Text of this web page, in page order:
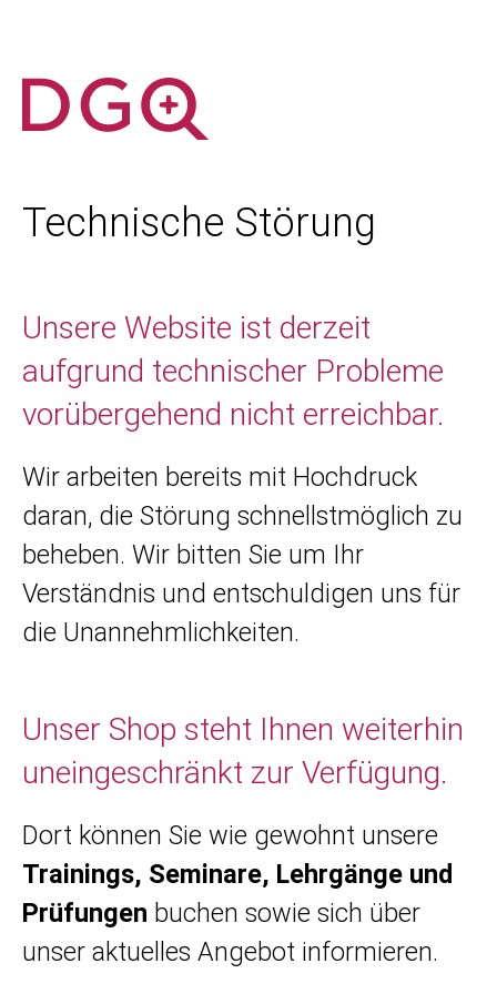
Technische Störung
Unsere Website ist derzeit
aufgrund technischer Probleme
vorübergehend nicht erreichbar.
Wir arbeiten bereits mit Hochdruck
daran, die Störung schnellstmöglich zu
beheben. Wir bitten Sie um Ihr
Verständnis und entschuldigen uns für
die Unannehmlichkeiten.
Unser Shop steht Ihnen weiterhin
uneingeschränkt zur Verfügung.
Dort können Sie wie gewohnt unsere
Trainings, Seminare, Lehrgänge und
Prüfungen buchen sowie sich über
unser aktuelles Angebot informieren.